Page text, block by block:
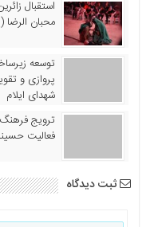
استقبال
محبان
توسعه
پروازی و
شهدای ایلام
ترویج فرهنگ
فعالیت
ثبت دیدگاه